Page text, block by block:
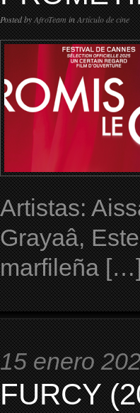
Posted byAfroTeaminArtículo de cine
Artistas:
Grayaâ,
marfileña
15 enero
FURCY